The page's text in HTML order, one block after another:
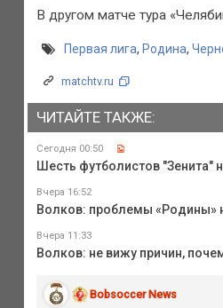
В другом матче тура
Первая лига, Родина,
matchtv.ru
ЧИТАЙТЕ ТАКЖЕ:
Сегодня 00:50
Шесть футболистов "Зенита"
Вчера 16:52
Волков: проблемы «Родины»
Вчера 11:33
Волков: не вижу причин,
Bobsoccer News